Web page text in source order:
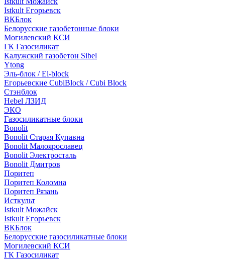
Istkult Егорьевск
ВКБлок
Белорусские газобетонные блоки
Могилевский КСИ
ГК Газосиликат
Калужский газобетон Sibel
Ytong
Эль-блок / El-block
Егорьевские CubiBlock / Cubi Block
Стэнблок
Hebel ЛЗИД
ЭКО
Газосиликатные блоки
Bonolit
Bonolit Старая Купавна
Bonolit Малоярославец
Bonolit Электросталь
Bonolit Дмитров
Поритеп
Поритеп Коломна
Поритеп Рязань
Исткульт
Istkult Можайск
Istkult Егорьевск
ВКБлок
Белорусские газосиликатные блоки
Могилевский КСИ
ГК Газосиликат